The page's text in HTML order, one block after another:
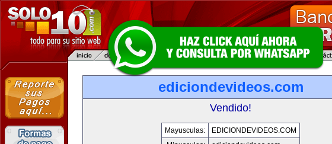
ediciondevideos.com
Vendido!
Mayusculas:
EDICIONDEVIDEOS.COM